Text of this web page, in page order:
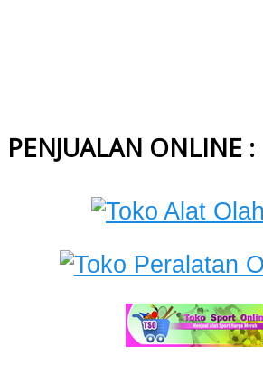
PENJUALAN ONLINE :